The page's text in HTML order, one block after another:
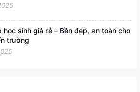
học sinh giá rẻ – Bền đẹp, an toàn cho
trường